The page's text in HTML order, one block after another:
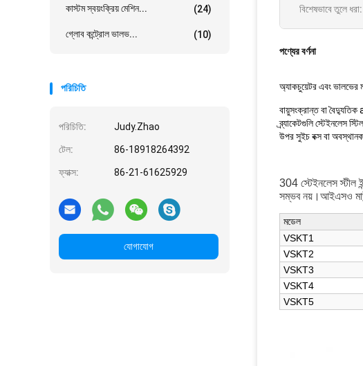
কাস্টম স্বয়ংক্রিয় মেশিন... (24)
গ্লোব কন্ট্রোল ভালভ... (10)
পরিচিতি
পরিচিতি: Judy.Zhao
টেল: 86-18918264392
ফ্যাক্স: 86-21-61625929
যোগাযোগ
বিশেষভাবে তুলে ধরা:
পণ্যের বর্ণনা
অ্যাকচুয়েটর এবং ভালভের
বায়ুসংক্রান্ত বা
ব্র্যাকেটগুলি স্টেইনলেস
উপর সুইচ বক্স বা
304 স্টেইনলেস স্টীল
সম্ভব নয়।আইএসও
মডেল
VSKT1
VSKT2
VSKT3
VSKT4
VSKT5